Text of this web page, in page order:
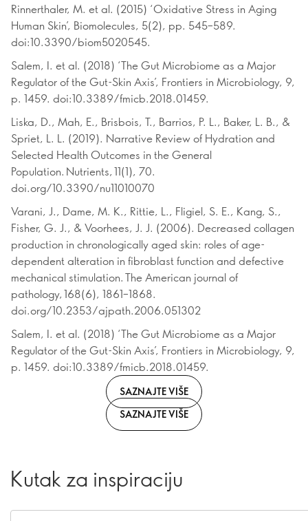
Rinnerthaler, M. et al. (2015) ‘Oxidative Stress in Aging
Human Skin’, Biomolecules, 5(2), pp. 545–589.
doi:10.3390/biom5020545.
Salem, I. et al. (2018) ‘The Gut Microbiome as a Major
Regulator of the Gut-Skin Axis’, Frontiers in Microbiology, 9,
p. 1459. doi:10.3389/fmicb.2018.01459.
Liska, D., Mah, E., Brisbois, T., Barrios, P. L., Baker, L. B., &
Spriet, L. L. (2019). Narrative Review of Hydration and
Selected Health Outcomes in the General
Population. Nutrients, 11(1), 70.
doi.org/10.3390/nu11010070
Varani, J., Dame, M. K., Rittie, L., Fligiel, S. E., Kang, S.,
Fisher, G. J., & Voorhees, J. J. (2006). Decreased collagen
production in chronologically aged skin: roles of age-
dependent alteration in fibroblast function and defective
mechanical stimulation. The American journal of
pathology, 168(6), 1861–1868.
doi.org/10.2353/ajpath.2006.051302
Salem, I. et al. (2018) ‘The Gut Microbiome as a Major
Regulator of the Gut-Skin Axis’, Frontiers in Microbiology, 9,
p. 1459. doi:10.3389/fmicb.2018.01459.
SAZNAJTE VIŠE
SAZNAJTE VIŠE
Kutak za inspiraciju